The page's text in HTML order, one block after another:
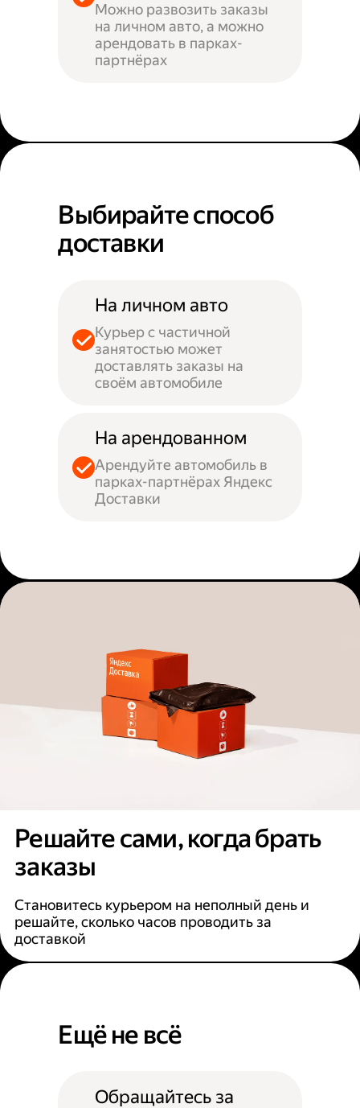
Можно развозить заказы
на личном авто, а можно
арендовать в парках-
партнёрах
Выбирайте способ
доставки
На личном авто
Курьер с частичной
занятостью может
доставлять заказы на
своём автомобиле
На арендованном
Арендуйте автомобиль в
парках-партнёрах Яндекс
Доставки
Решайте сами, когда брать
заказы
Становитесь курьером на неполный день и
решайте, сколько часов проводить за
доставкой
Ещё не всё
Обращайтесь за